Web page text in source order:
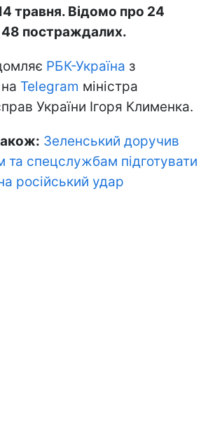
травня. Відомо про 24
48 постраждалих.
РБК-Україна з
Telegram міністра
України Ігоря Клименка.
Зеленський доручив
та спецслужбам підготувати
російський удар